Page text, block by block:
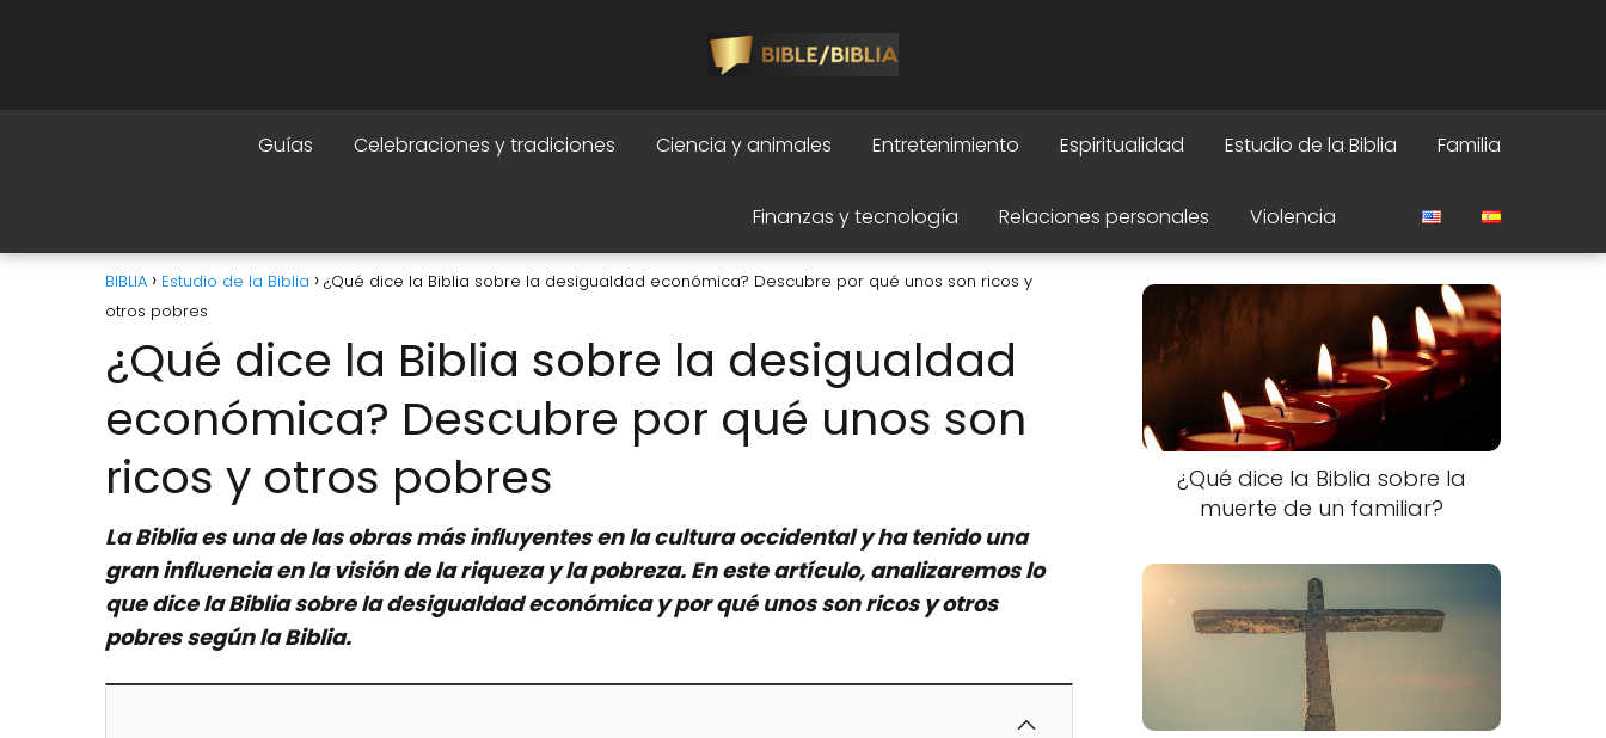
Guías Celebraciones y tradiciones Ciencia y animales Entretenimiento Espiritualidad Estudio de la Biblia Familia
Finanzas y tecnología Relaciones personales Violencia
BIBLIA Estudio de la Biblia
¿Qué dice la Biblia sobre la desigualdad económica? Descubre por qué unos son ricos y
otros pobres
¿Qué dice la Biblia sobre la desigualdad
económica? Descubre por qué unos son
ricos y otros pobres
La Biblia es una de las obras más influyentes en la cultura occidental y ha tenido una
gran influencia en la visión de la riqueza y la pobreza. En este artículo, analizaremos lo
que dice la Biblia sobre la desigualdad económica y por qué unos son ricos y otros
pobres según la Biblia.
¿Qué dice la Biblia sobre la
muerte de un familiar?